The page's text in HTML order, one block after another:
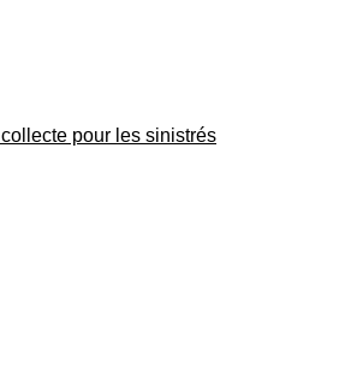
pour les sinistrés